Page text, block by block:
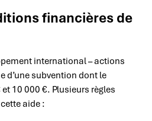
financières de
international – actions
d’une subvention dont le
10 000 €. Plusieurs règles
aide :